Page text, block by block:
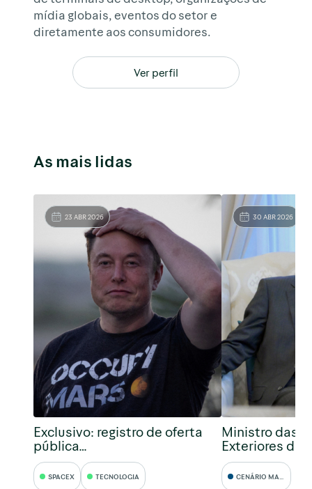
mídia globais, eventos do setor e
diretamente aos consumidores.
Ver perfil
As mais lidas
23 ABR 2026
Exclusivo: registro de oferta
pública…
SPACEX TECNOLOGIA
30 ABR 2026
Ministro das
Exteriores da
CENÁRIO MACRO